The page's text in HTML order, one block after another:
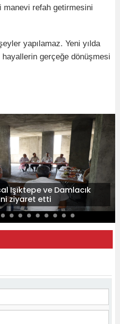
manevi refah getirmesini
yapılamaz. Yeni yılda
gerçeğe dönüşmesi
Işıktepe ve Damlacık
ziyaret etti